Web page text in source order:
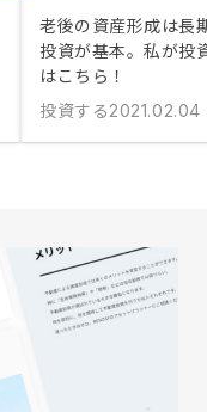
老後の資産形成は長
投資が基本。私が投
はこちら！
投資する2021.02.04